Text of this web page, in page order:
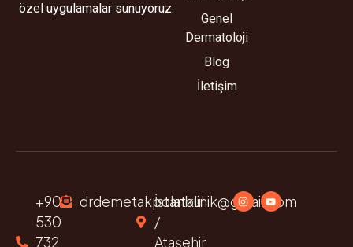
özel uygulamalar sunuyoruz.
Genel
Dermatoloji
Blog
İletişim
+90
530
732
drdemetakpolatklinik@gmail.com
İstanbul
/
Ataşehir